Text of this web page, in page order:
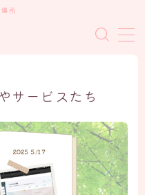
所
サービスたち